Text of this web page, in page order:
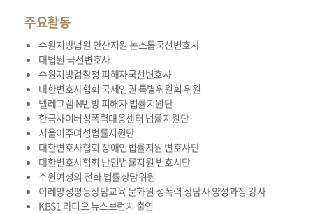
주요활동
수원지방법원 안산지원 논스톱국선변호사
대법원 국선변호사
수원지방검찰청 피해자국선변호사
대한변호사협회 국제인권 특별위원회 위원
텔레그램 N번방 피해자 법률지원단
한국사이버성폭력대응센터 법률지원단
서울이주여성법률지원단
대한변호사협회 장애인법률지원 변호사단
대한변호사협회 난민법률지원 변호사단
수원여성의 전화 법률상담위원
이레양성평등상담교육 문화원 성폭력 상담사 양성과정 강사
KBS1 라디오 뉴스브런치 출연